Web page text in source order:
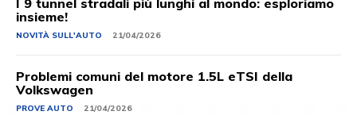
I 9 tunnel stradali più lunghi al mondo: esploriamo
insieme!
NOVITÀ SULL'AUTO 21/04/2026
Problemi comuni del motore 1.5L eTSI della
Volkswagen
PROVE AUTO 21/04/2026